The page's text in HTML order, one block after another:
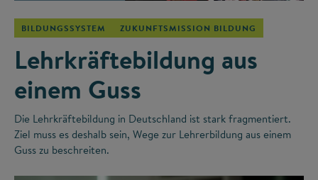
BILDUNGSSYSTEM ZUKUNFTSMISSION BILDUNG
Lehrkräftebildung aus
einem Guss
Die Lehrkräftebildung in Deutschland ist stark fragmentiert.
Ziel muss es deshalb sein, Wege zur Lehrerbildung aus einem
Guss zu beschreiten.